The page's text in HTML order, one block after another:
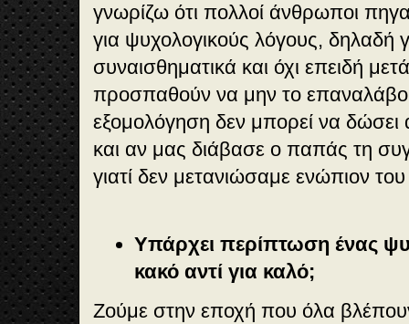
γνωρίζω ότι πολλοί άνθρωποι
για ψυχολογικούς λόγους, δηλαδή
συναισθηματικά και όχι επειδή
προσπαθούν να μην το
εξομολόγηση δεν μπορεί να
και αν μας διάβασε ο παπάς τη
γιατί δεν μετανιώσαμε ενώπιον
Υπάρχει περίπτωση ένας
κακό αντί για καλό;
Ζούμε στην εποχή που όλα